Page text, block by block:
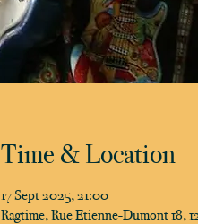
Time & Location
17 Sept 2025, 21:00
Ragtime, Rue Etienne-Dumont 18,